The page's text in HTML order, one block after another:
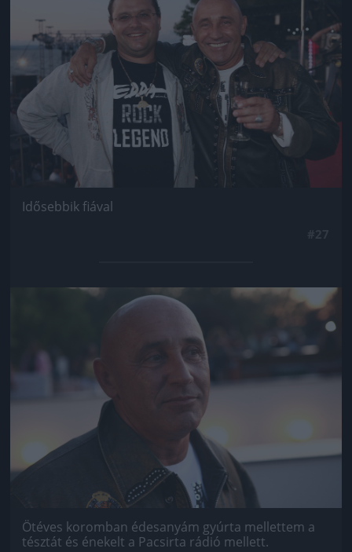
Idősebbik fiával
Jön még kép!
Ötéves koromban édesanyám gyúrta mellettem a
tésztát és énekelt a Pacsirta rádió mellett.